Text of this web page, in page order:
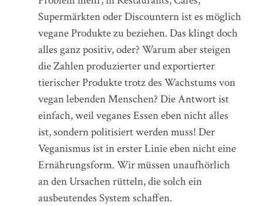
Supermärkten oder Discountern ist es möglich
vegane Produkte zu beziehen. Das klingt doch
alles ganz positiv, oder? Warum aber steigen
die Zahlen produzierter und exportierter
tierischer Produkte trotz des Wachstums von
vegan lebenden Menschen? Die Antwort ist
einfach, weil veganes Essen eben nicht alles
ist, sondern politisiert werden muss! Der
Veganismus ist in erster Linie eben nicht eine
Ernährungsform. Wir müssen unaufhörlich
an den Ursachen rütteln, die solch ein
ausbeutendes System schaffen.